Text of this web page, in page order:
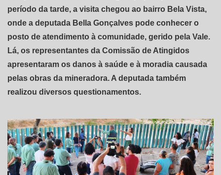
período da tarde, a visita chegou ao bairro Bela Vista,
onde a deputada Bella Gonçalves pode conhecer o
posto de atendimento à comunidade, gerido pela Vale.
Lá, os representantes da Comissão de Atingidos
apresentaram os danos à saúde e à moradia causada
pelas obras da mineradora. A deputada também
realizou diversos questionamentos.